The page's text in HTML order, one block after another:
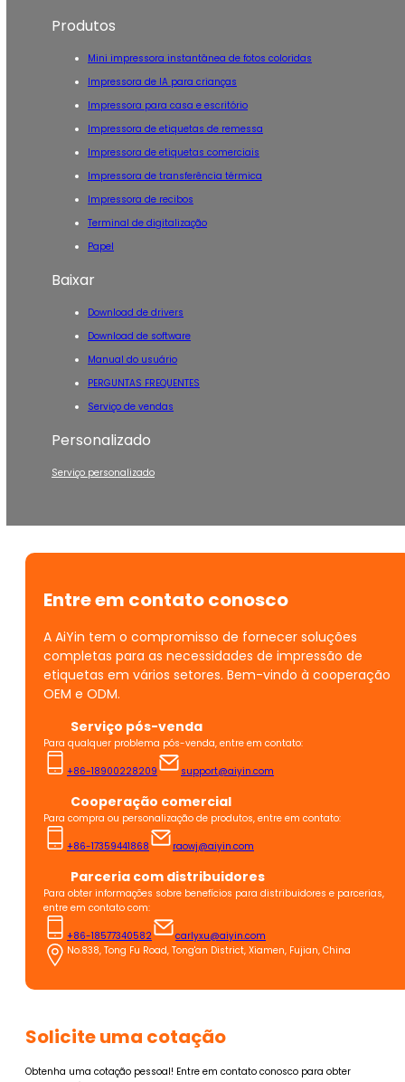
Produtos
Mini impressora instantânea de fotos coloridas
Impressora de IA para crianças
Impressora para casa e escritório
Impressora de etiquetas de remessa
Impressora de etiquetas comerciais
Impressora de transferência térmica
Impressora de recibos
Terminal de digitalização
Papel
Baixar
Download de drivers
Download de software
Manual do usuário
PERGUNTAS FREQUENTES
Serviço de vendas
Personalizado
Serviço personalizado
Entre em contato conosco
A AiYin tem o compromisso de fornecer soluções
completas para as necessidades de impressão de
etiquetas em vários setores. Bem-vindo à cooperação
OEM e ODM.
Serviço pós-venda
Para qualquer problema pós-venda, entre em contato:
+86-18900228209 support@aiyin.com
Cooperação comercial
Para compra ou personalização de produtos, entre em contato:
+86-17359441868 raowj@aiyin.com
Parceria com distribuidores
Para obter informações sobre benefícios para distribuidores e parcerias,
entre em contato com:
+86-18577340582
carlyxu@aiyin.com
No.838, Tong Fu Road, Tong'an District, Xiamen, Fujian, China
Solicite uma cotação
Obtenha uma cotação pessoal! Entre em contato conosco para obter